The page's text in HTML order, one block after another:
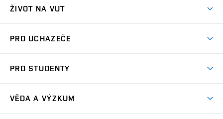
ŽIVOT NA VUT
Koleje
Sport na VUT
PRO UCHAZEČE
Dny otevřených dveří
PRO STUDENTY
VĚDA A VÝZKUM